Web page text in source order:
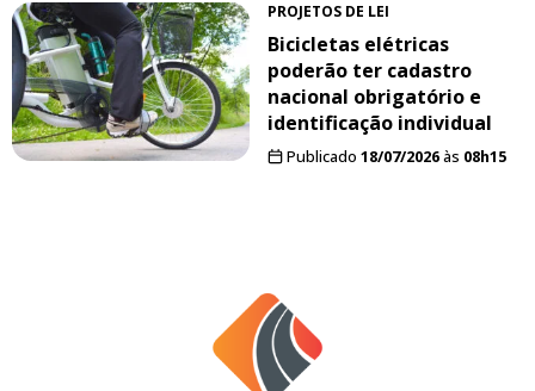
PROJETOS DE LEI
Bicicletas elétricas
poderão ter cadastro
nacional obrigatório e
identificação individual
Publicado 18/07/2026às 08h15